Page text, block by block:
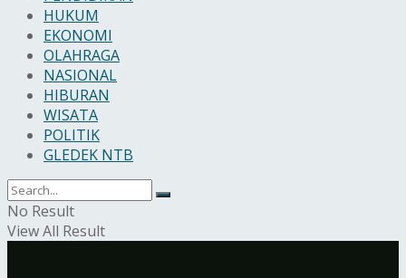
HUKUM
EKONOMI
OLAHRAGA
NASIONAL
HIBURAN
WISATA
POLITIK
GLEDEK NTB
No Result
View All Result